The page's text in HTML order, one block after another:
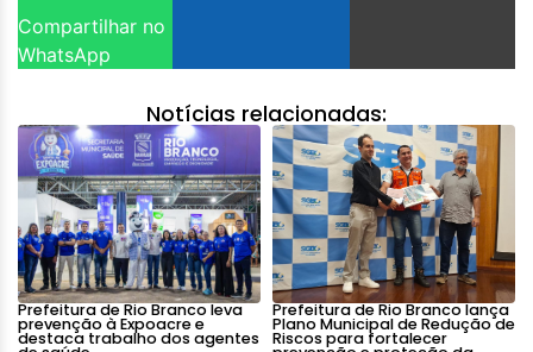
Compartilhar no
WhatsApp
Notícias relacionadas:
Prefeitura de Rio Branco leva
prevenção à Expoacre e
destaca trabalho dos agentes
Prefeitura de Rio Branco lança
Plano Municipal de Redução de
Riscos para fortalecer